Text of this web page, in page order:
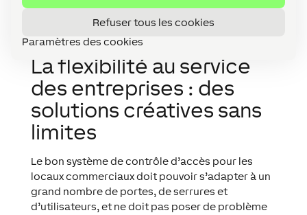
Refuser tous les cookies
Paramètres des cookies
La flexibilité au service
des entreprises : des
solutions créatives sans
limites
Le bon système de contrôle d’accès pour les
locaux commerciaux doit pouvoir s’adapter à un
grand nombre de portes, de serrures et
d’utilisateurs, et ne doit pas poser de problème